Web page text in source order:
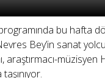
bu hafta
Bey’in sanat
araştırmacı-müzisyen